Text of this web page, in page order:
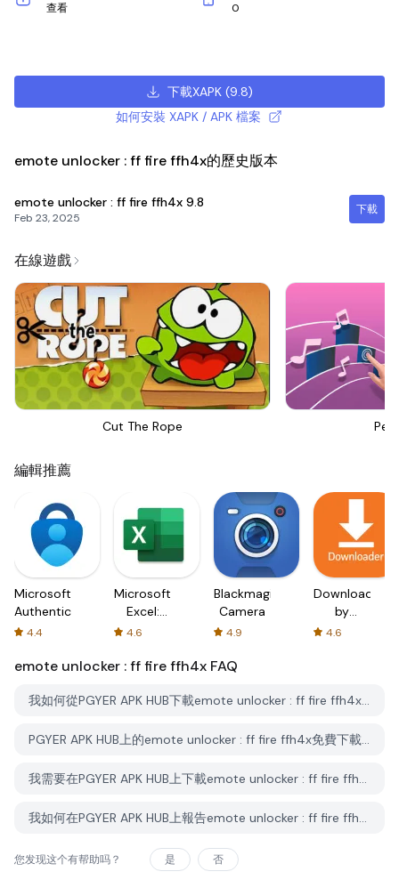
查看 0
下載XAPK(9.8)
如何安裝 XAPK / APK 檔案
emote unlocker : ff fire ffh4x的歷史版本
emote unlocker : ff fire ffh4x 9.8
Feb 23, 2025
下載
在線遊戲
Cut The Rope
編輯推薦
Microsoft
Authenticator
4.4
Microsoft
Excel:
Spreadsheets
4.6
Blackmagic
Camera
4.9
Downloader
by
AFTVnews
4.6
emote unlocker : ff fire ffh4x FAQ
我如何從PGYER APK HUB下載emote unlocker : ff fire ffh4x？
PGYER APK HUB上的emote unlocker : ff fire ffh4x免費下載嗎？
我需要在PGYER APK HUB上下載emote unlocker : ff fire ffh4x時需要帳戶嗎？
我如何在PGYER APK HUB上報告emote unlocker : ff fire ffh4x的問題？
您发现这个有帮助吗？ 是 否